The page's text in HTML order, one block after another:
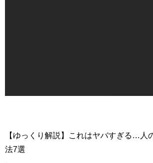
【ゆっくり解説】これはヤバすぎる…人
法7選